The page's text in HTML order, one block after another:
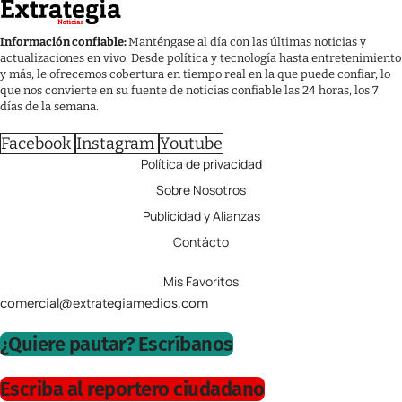
Información confiable:Manténgase al día con las últimas noticias y
actualizaciones en vivo. Desde política y tecnología hasta entretenimiento
y más, le ofrecemos cobertura en tiempo real en la que puede confiar, lo
que nos convierte en su fuente de noticias confiable las 24 horas, los 7
días de la semana.
Facebook Instagram Youtube
Política de privacidad
Sobre Nosotros
Publicidad y Alianzas
Contácto
Mis Favoritos
comercial@extrategiamedios.com
¿Quiere pautar? Escríbanos
Escriba al reportero ciudadano